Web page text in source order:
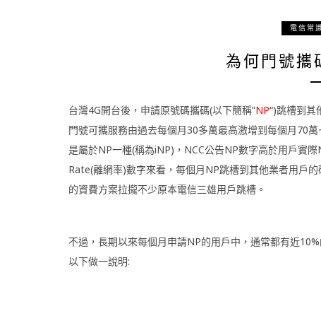
電信常
為何門號攜
台灣4G開台後，申請原號碼攜碼(以下簡稱”NP“)跳槽到其
門號可攜服務由過去每個月30多萬最高激增到每個月70
是屬於NP一種(稱為iNP)，NCC公告NP數字高於用戶實
Rate(離網率)數字來看，每個月NP跳槽到其他業者用戶
的資費方案拉攏不少原本電信三雄用戶跳槽。
不過，長期以來每個月申請NP的用戶中，通常都有近
以下做一說明: